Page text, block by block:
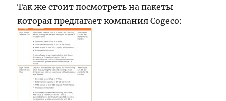
Так же стоит посмотреть на пакеты
которая предлагает компания Cogeco: